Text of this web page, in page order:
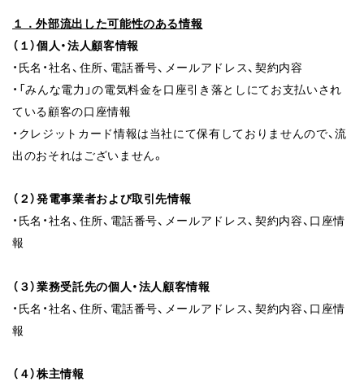
１．外部流出した可能性のある情報
（１）個人・法人顧客情報
・氏名・社名、住所、電話番号、メールアドレス、契約内容
・「みんな電力」の電気料金を口座引き落としにてお支払いされ
ている顧客の口座情報
・クレジットカード情報は当社にて保有しておりませんので、流
出のおそれはございません。
（２）発電事業者および取引先情報
・氏名・社名、住所、電話番号、メールアドレス、契約内容、口座情
報
（３）業務受託先の個人・法人顧客情報
・氏名・社名、住所、電話番号、メールアドレス、契約内容、口座情
報
（４）株主情報